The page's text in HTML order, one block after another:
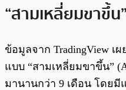
“สามเหลี่ยมขาขึ้น
ข้อมูลจาก TradingView เ
แบบ “สามเหลี่ยมขาขึ้น”
มานานกว่า 9 เดือน โดยมี